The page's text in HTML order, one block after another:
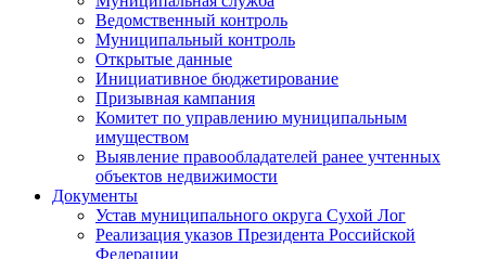
Ведомственный контроль
Муниципальный контроль
Открытые данные
Инициативное бюджетирование
Призывная кампания
Комитет по управлению муниципальным
имуществом
Выявление правообладателей ранее учтенных
объектов недвижимости
Документы
Устав муниципального округа Сухой Лог
Реализация указов Президента Российской
Федерации